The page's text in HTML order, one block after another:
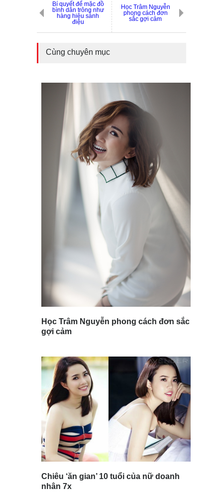
Bí quyết để mặc đồ
bình dân trông như
hàng hiệu sành
điệu
Học Trâm Nguyễn
phong cách đơn
sắc gợi cảm
Cùng chuyên mục
Học Trâm Nguyễn phong cách đơn sắc
gợi cảm
Chiêu ‘ăn gian’ 10 tuổi của nữ doanh
nhân 7x